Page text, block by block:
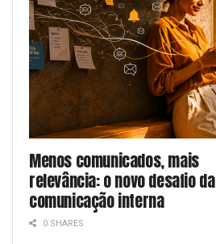
Menos comunicados, mais
relevância: o novo desafio da
comunicação interna
0 SHARES